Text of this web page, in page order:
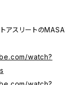
アスリートの
watch?